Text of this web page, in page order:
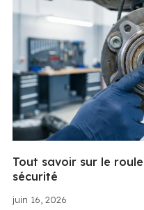
juin 16, 2026
Tout savoir sur le
sécurité